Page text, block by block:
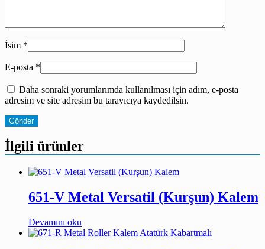
İsim *
E-posta *
Daha sonraki yorumlarımda kullanılması için adım, e-posta
adresim ve site adresim bu tarayıcıya kaydedilsin.
İlgili ürünler
651-V Metal Versatil (Kurşun) Kalem
Devamını oku